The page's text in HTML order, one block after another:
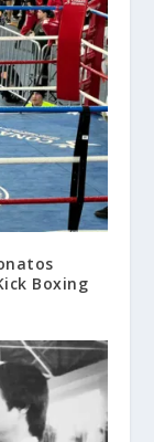
Boxing